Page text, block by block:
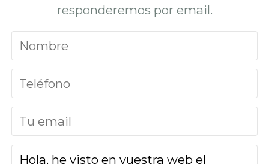
responderemos por email.